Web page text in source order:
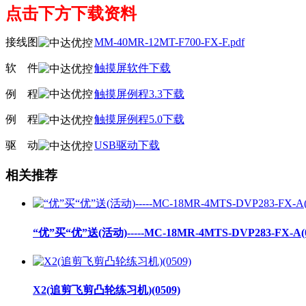
点击下方下载资料
接线图 MM-40MR-12MT-F700-FX-F.pdf
软 件 触摸屏软件下载
例 程 触摸屏例程3.3下载
例 程 触摸屏例程5.0下载
驱 动 USB驱动下载
相关推荐
“优”买“优”送(活动)-----MC-18MR-4MTS-DVP283-FX-
X2(追剪飞剪凸轮练习机)(0509)